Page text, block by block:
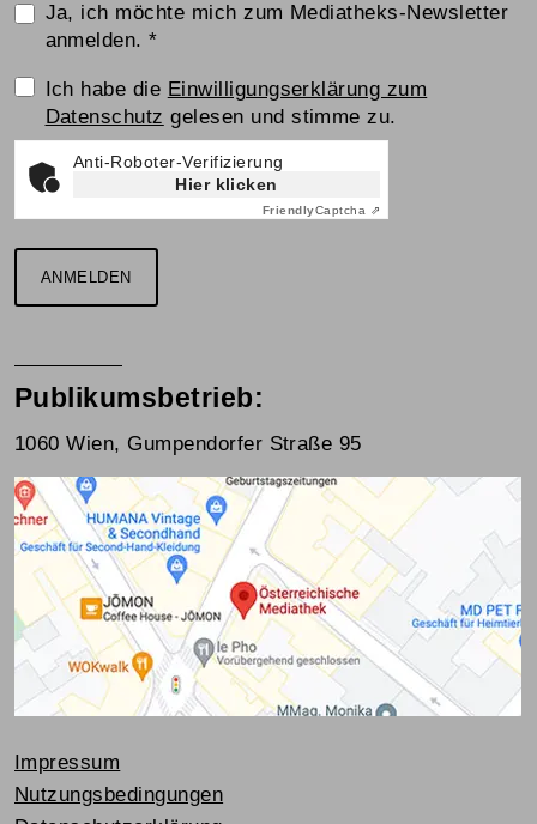
Ja, ich möchte mich zum Mediatheks-Newsletter
anmelden.*
Einwilligungserklärung
Ich habe die Einwilligungserklärung zum
Datenschutz gelesen und stimme zu.
Anti-Roboter-Verifizierung
Hier klicken
FriendlyCaptcha ⇗
ANMELDEN
Publikumsbetrieb:
1060 Wien, Gumpendorfer Straße 95
Impressum
Nutzungsbedingungen